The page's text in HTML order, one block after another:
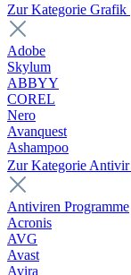
Zur Kategorie Grafik
Adobe
Skylum
ABBYY
COREL
Nero
Avanquest
Ashampoo
Zur Kategorie Antivir
Antiviren Programme
Acronis
AVG
Avast
Avira